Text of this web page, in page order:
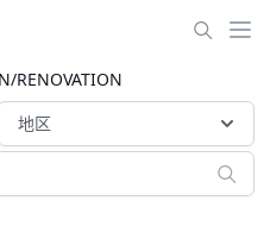
RENOVATION
地区